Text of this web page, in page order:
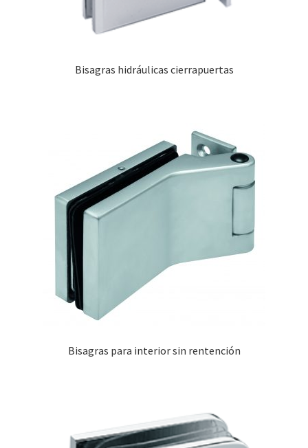
Bisagras hidráulicas cierrapuertas
Bisagras para interior sin rentención